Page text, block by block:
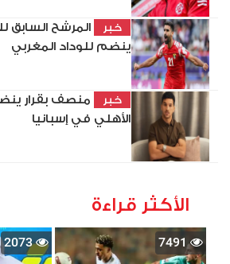
خبر
المرشح السابق
ينضم للوداد المغربي
خبر
منصف بقرار
الأهلي في إسبانيا
الأكثر قراءة
7491
2073